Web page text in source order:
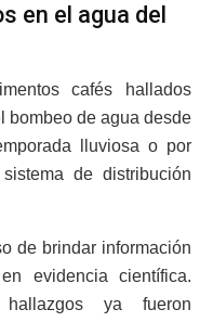
en el agua del
cafés hallados
bombeo de agua desde
lluviosa o por
de distribución
de brindar información
evidencia científica.
ya fueron